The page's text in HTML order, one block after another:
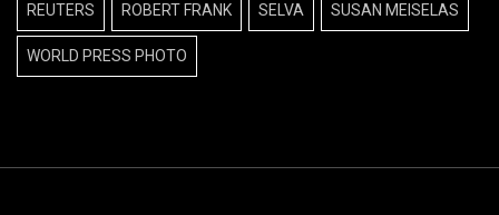
REUTERS ROBERT FRANK SELVA SUSAN MEISELAS
WORLD PRESS PHOTO